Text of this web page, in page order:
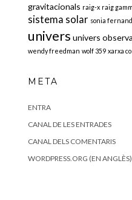
gravitacionals raig-x raig
sistema solar sonia
univers univers
wendy freedman wolf 359 xarxa
META
ENTRA
CANAL DE LES ENTRADES
CANAL DELS COMENTARIS
WORDPRESS.ORG (EN ANGLÈS)